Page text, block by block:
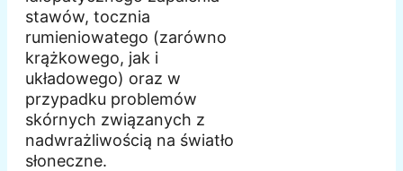
stawów, tocznia
rumieniowatego (zarówno
krążkowego, jak i
układowego) oraz w
przypadku problemów
skórnych związanych z
nadwrażliwością na światło
słoneczne.